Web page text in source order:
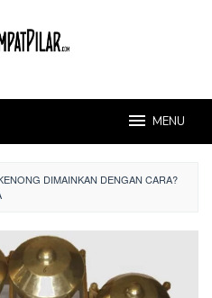
MENU
DIMAINKAN DENGAN CARA?